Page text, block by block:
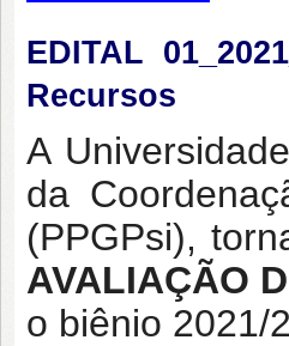
EDITAL
Recursos
A
da
(PPGPsi),
AVALIAÇÃO
o biênio 2021/